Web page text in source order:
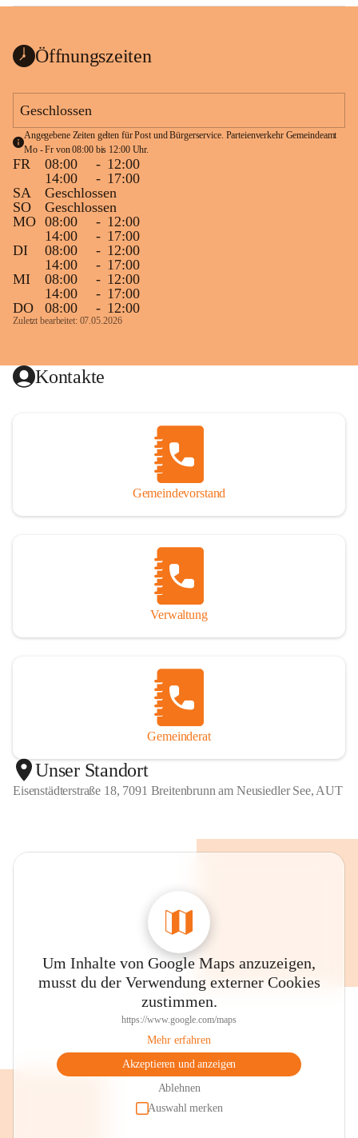
Öffnungszeiten
Geschlossen
Angegebene Zeiten gelten für Post und Bürgerservice. Parteienverkehr Gemeindeamt
Mo - Fr von 08:00 bis 12:00 Uhr.
FR 08:00 - 12:00
14:00
- 17:00
SA
Geschlossen
SO
Geschlossen
MO 08:00 - 12:00
14:00
- 17:00
DI
08:00 - 12:00
14:00
- 17:00
MI
08:00 - 12:00
14:00
- 17:00
DO
08:00 - 12:00
Zuletzt bearbeitet: 07.05.2026
Kontakte
Gemeindevorstand
Verwaltung
Gemeinderat
Unser Standort
Eisenstädterstraße 18, 7091 Breitenbrunn am Neusiedler See, AUT
Um Inhalte von Google Maps anzuzeigen,
musst du der Verwendung externer Cookies
zustimmen.
https://www.google.com/maps
Mehr erfahren
Akzeptieren und anzeigen
Ablehnen
Auswahl merken